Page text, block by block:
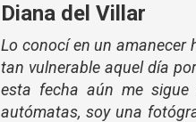
Diana del Villar
Lo conocí en un amanecer
tan vulnerable aquel día
esta fecha aún me
autómatas, soy una